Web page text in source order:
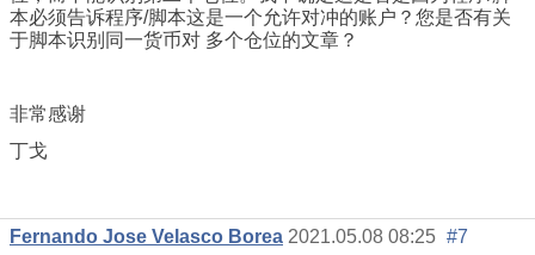
本必须告诉程序/脚本这是一个允许对冲的账户？您是否有关
于脚本识别同一货币对 多个仓位的文章？
非常感谢
丁戈
Fernando Jose Velasco Borea 2021.05.08 08:25 #7